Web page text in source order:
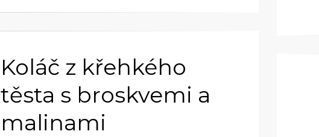
Koláč z křehkého
těsta s broskvemi a
malinami